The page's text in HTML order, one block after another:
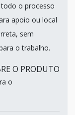
o processo
apoio ou local
sem
o trabalho.
O PRODUTO
o